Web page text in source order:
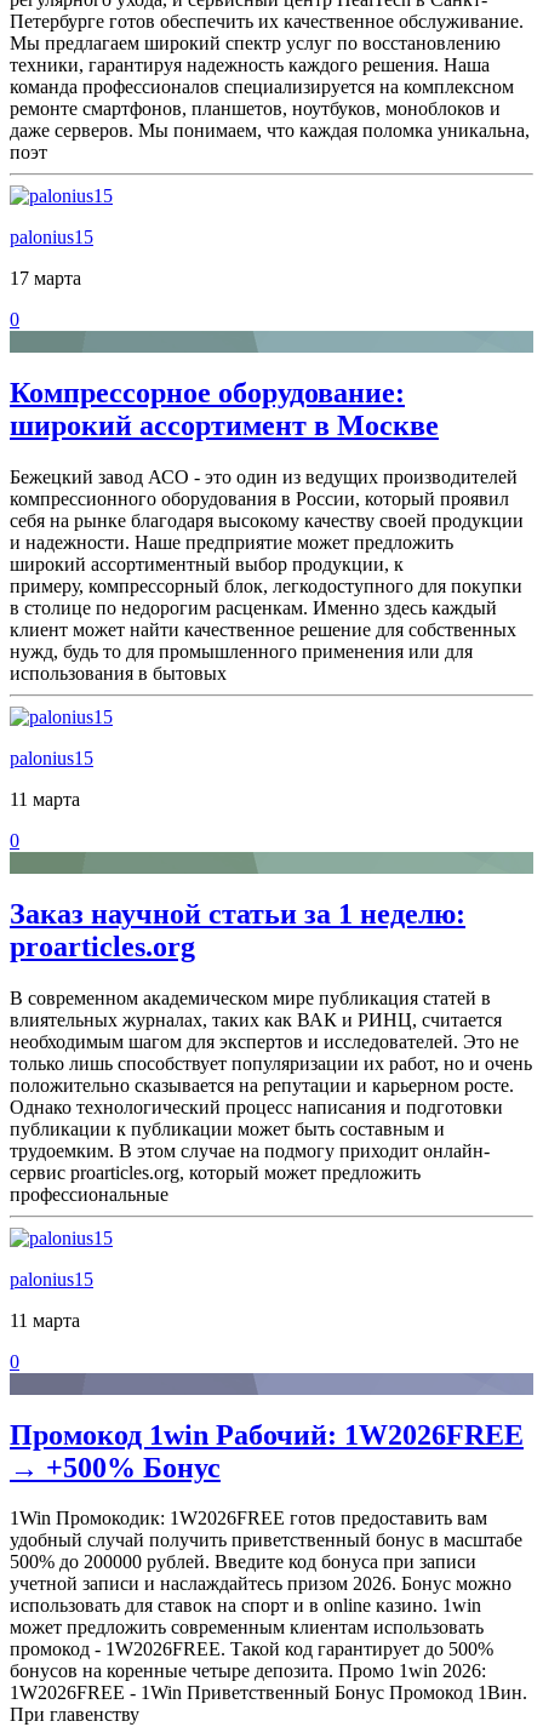
Петербурге готов обеспечить их качественное обслуживание.
Мы предлагаем широкий спектр услуг по восстановлению
техники, гарантируя надежность каждого решения. Наша
команда профессионалов специализируется на комплексном
ремонте смартфонов, планшетов, ноутбуков, моноблоков и
даже серверов. Мы понимаем, что каждая поломка уникальна,
поэт
palonius15
17 марта
0
Компрессорное оборудование:
широкий ассортимент в Москве
Бежецкий завод АСО - это один из ведущих производителей
компрессионного оборудования в России, который проявил
себя на рынке благодаря высокому качеству своей продукции
и надежности. Наше предприятие может предложить
широкий ассортиментный выбор продукции, к
примеру, компрессорный блок, легкодоступного для покупки
в столице по недорогим расценкам. Именно здесь каждый
клиент может найти качественное решение для собственных
нужд, будь то для промышленного применения или для
использования в бытовых
palonius15
11 марта
0
Заказ научной статьи за 1 неделю:
proarticles.org
В современном академическом мире публикация статей в
влиятельных журналах, таких как ВАК и РИНЦ, считается
необходимым шагом для экспертов и исследователей. Это не
только лишь способствует популяризации их работ, но и очень
положительно сказывается на репутации и карьерном росте.
Однако технологический процесс написания и подготовки
публикации к публикации может быть составным и
трудоемким. В этом случае на подмогу приходит онлайн-
сервис proarticles.org, который может предложить
профессиональные
palonius15
11 марта
0
Промокод 1win Рабочий: 1W2026FREE
→ +500% Бонус
1Win Промокодик: 1W2026FREE готов предоставить вам
удобный случай получить приветственный бонус в масштабе
500% до 200000 рублей. Введите код бонуса при записи
учетной записи и наслаждайтесь призом 2026. Бонус можно
использовать для ставок на спорт и в online казино. 1win
может предложить современным клиентам использовать
промокод - 1W2026FREE. Такой код гарантирует до 500%
бонусов на коренные четыре депозита. Промо 1win 2026:
1W2026FREE - 1Win Приветственный Бонус Промокод 1Вин.
При главенству